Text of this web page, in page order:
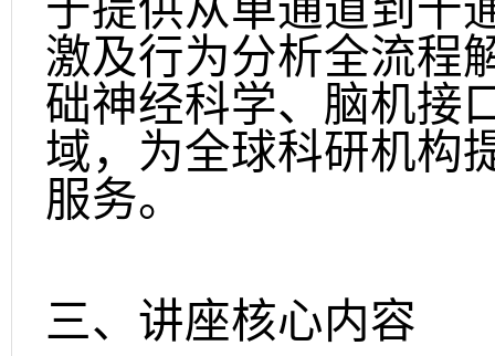
激及行为分析全流程
础神经科学、脑机接
域，为全球科研机构
服务。
三、讲座核心内容